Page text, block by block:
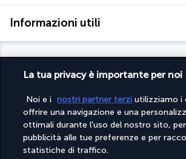
Informazioni utili
Turkish Airlines
Valutato4,2/ 5
La tua privacy è importante per noi
Noi e i nostri partner terzi utilizziamo i
offrire una navigazione e una
ottimali durante l'uso del nostro sito,
pubblicità alle tue preferenze e per
statistiche di traffico.